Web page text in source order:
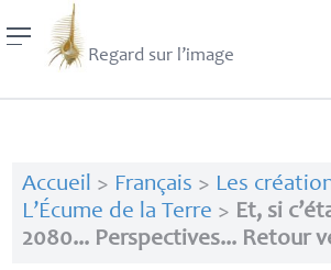
Regard sur l’image
Accueil > Français > Les
L’Écume de la Terre > Et, si
2080... Perspectives... Retour